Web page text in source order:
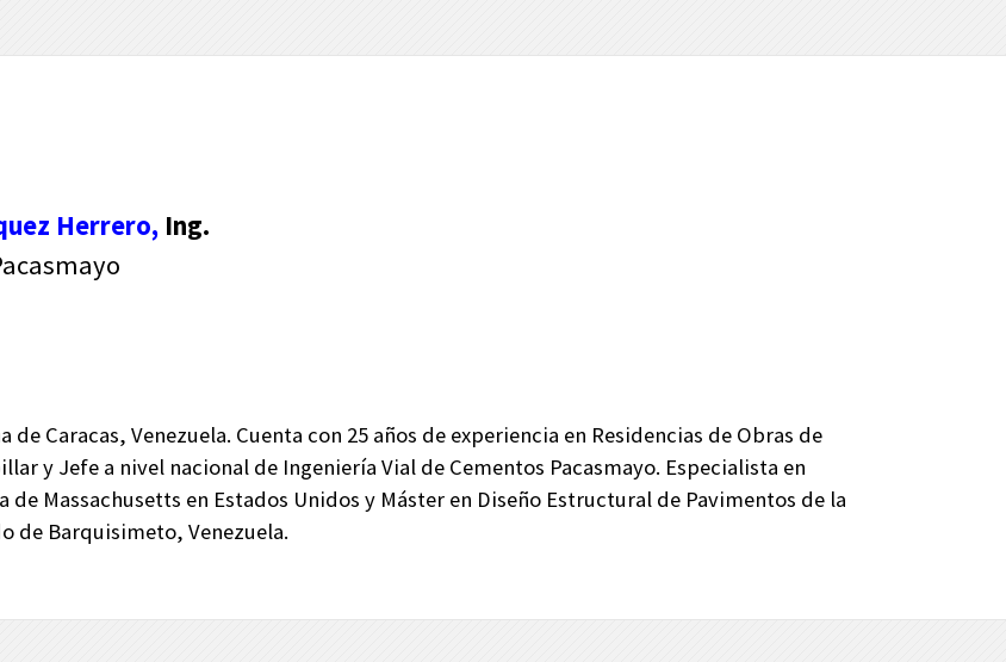
Herrero, Ing.
Caracas, Venezuela. Cuenta con 25 años de experiencia en Residencias de Obras de
y Jefe a nivel nacional de Ingeniería Vial de Cementos Pacasmayo. Especialista en
Massachusetts en Estados Unidos y Máster en Diseño Estructural de Pavimentos de la
de Barquisimeto, Venezuela.